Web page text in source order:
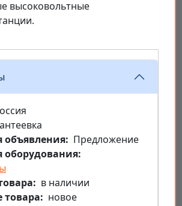
высоковольтные
объявления
Предложение
оборудования
в наличии
товара
новое